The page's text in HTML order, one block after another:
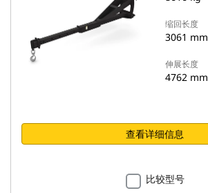
缩回长度
3061 mm
伸展长度
4762 mm
查看详细信息
比较型号